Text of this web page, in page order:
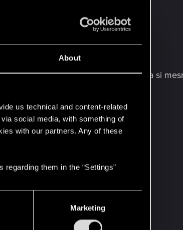
About
us technical and content-related
social media, with something of
with our partners. Any of these
them in the “Settings”
Marketing
seu poder base em 6, depois bane a si
em seguida, se bane.